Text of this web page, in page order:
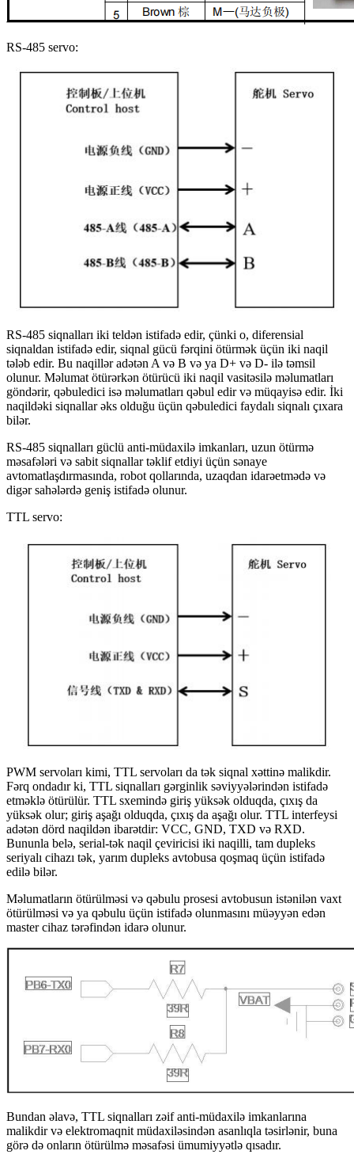
RS-485 servo:
RS-485 siqnalları iki teldən istifadə edir, çünki o, diferensial
siqnaldan istifadə edir, siqnal gücü fərqini ötürmək üçün iki naqil
tələb edir. Bu naqillər adətən A və B və ya D+ və D- ilə təmsil
olunur. Məlumat ötürərkən ötürücü iki naqil vasitəsilə məlumatları
göndərir, qəbuledici isə məlumatları qəbul edir və müqayisə edir. İki
naqildəki siqnallar əks olduğu üçün qəbuledici faydalı siqnalı çıxara
bilər.
RS-485 siqnalları güclü anti-müdaxilə imkanları, uzun ötürmə
məsafələri və sabit siqnallar təklif etdiyi üçün sənaye
avtomatlaşdırmasında, robot qollarında, uzaqdan idarəetmədə və
digər sahələrdə geniş istifadə olunur.
TTL servo:
PWM servoları kimi, TTL servoları da tək siqnal xəttinə malikdir.
Fərq ondadır ki, TTL siqnalları gərginlik səviyyələrindən istifadə
etməklə ötürülür. TTL sxemində giriş yüksək olduqda, çıxış da
yüksək olur; giriş aşağı olduqda, çıxış da aşağı olur. TTL interfeysi
adətən dörd naqildən ibarətdir: VCC, GND, TXD və RXD.
Bununla belə, serial-tək naqil çeviricisi iki naqilli, tam dupleks
seriyalı cihazı tək, yarım dupleks avtobusa qoşmaq üçün istifadə
edilə bilər.
Məlumatların ötürülməsi və qəbulu prosesi avtobusun istənilən vaxt
ötürülməsi və ya qəbulu üçün istifadə olunmasını müəyyən edən
master cihaz tərəfindən idarə olunur.
Bundan əlavə, TTL siqnalları zəif anti-müdaxilə imkanlarına
malikdir və elektromaqnit müdaxiləsindən asanlıqla təsirlənir, buna
görə də onların ötürülmə məsafəsi ümumiyyətlə qısadır.